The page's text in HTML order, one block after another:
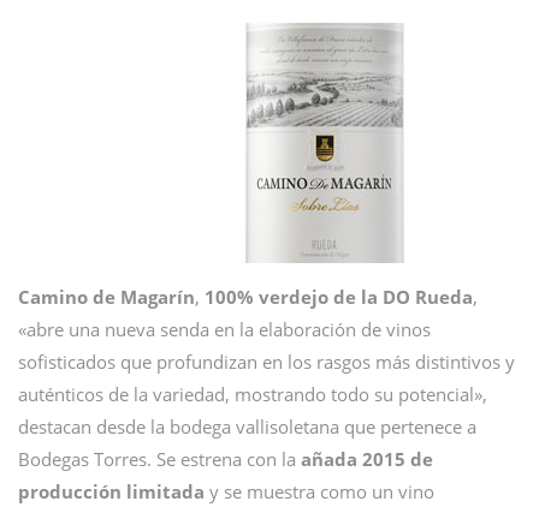
Camino de Magarín, 100% verdejo de la DO Rueda,
«abre una nueva senda en la elaboración de vinos
sofisticados que profundizan en los rasgos más distintivos y
auténticos de la variedad, mostrando todo su potencial»,
destacan desde la bodega vallisoletana que pertenece a
Bodegas Torres. Se estrena con la añada 2015 de
producción limitada y se muestra como un vino